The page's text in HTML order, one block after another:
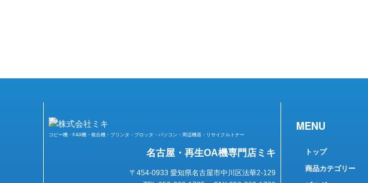
コピー機・FAX機・複合機・プリンタ・プロッタ・パソコン・周辺機器・リサイクルトナー
名古屋・再生OA機専門店ミキ
〒454-0933 愛知県名古屋市中川区法華2-129
MENU
トップ
商品カテゴリー